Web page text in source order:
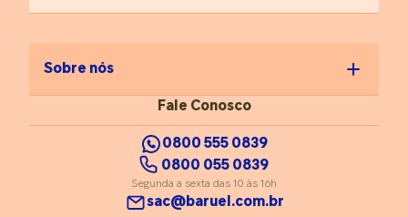
Sobre nós
Fale Conosco
0800 555 0839
0800 055 0839
Segunda a sexta das 10 às 16h
sac@baruel.com.br